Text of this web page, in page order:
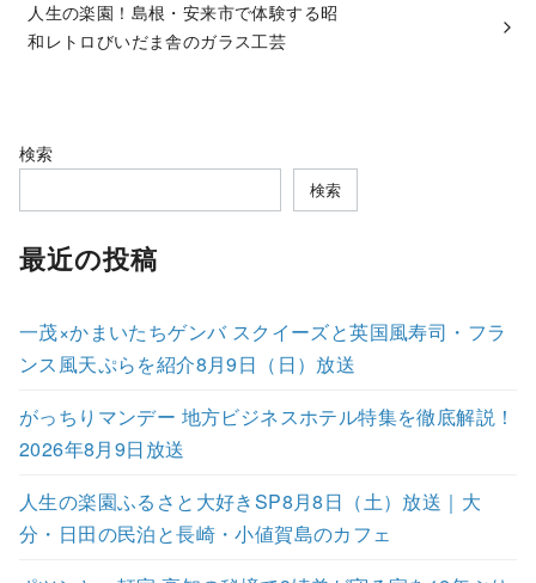
人生の楽園！島根・安来市で体験する昭
和レトロびいだま舎のガラス工芸
検索
検索
最近の投稿
一茂×かまいたちゲンバ スクイーズと英国風寿司・フラ
ンス風天ぷらを紹介8月9日（日）放送
がっちりマンデー 地方ビジネスホテル特集を徹底解説！
2026年8月9日放送
人生の楽園ふるさと大好きSP8月8日（土）放送｜大
分・日田の民泊と長崎・小値賀島のカフェ